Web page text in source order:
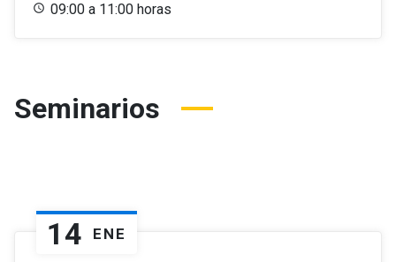
09:00 a 11:00 horas
Seminarios
14 ENE